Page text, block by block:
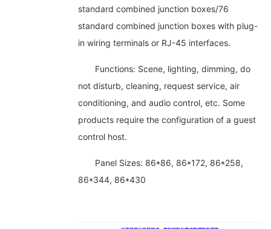
standard combined junction boxes/76
standard combined junction boxes with plug-
in wiring terminals or RJ-45 interfaces.
Functions: Scene, lighting, dimming, do
not disturb, cleaning, request service, air
conditioning, and audio control, etc. Some
products require the configuration of a guest
control host.
Panel Sizes: 86*86, 86*172, 86*258,
86*344, 86*430